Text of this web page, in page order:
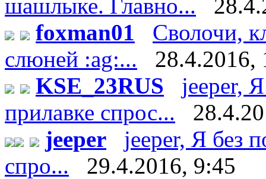
шашлыке. Главно...
foxman01
Сволочи,
слюней :ag:...
28.4.2016,
KSE_23RUS
jeeper,
прилавке спрос...
jeeper
jeeper, Я без
спро...
29.4.2016, 9:45